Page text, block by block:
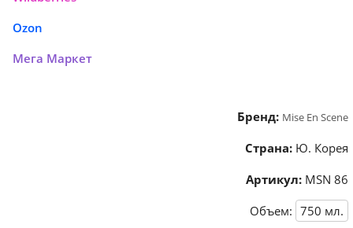
Ozon
Мега Маркет
Бренд: Mise En Scene
Страна: Ю. Корея
Артикул: MSN 86
Объем: 750 мл.